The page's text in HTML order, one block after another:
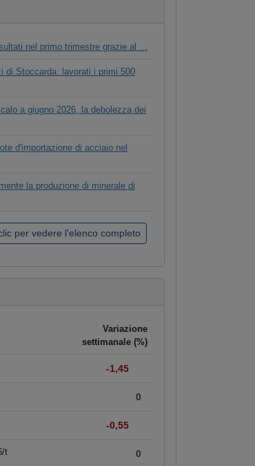
nel primo trimestre grazie al ...
di Stoccarda: lavorati i primi 500
a giugno 2026, la debolezza dei
d'importazione di acciaio nel
la produzione di minerale di
Variazione
settimanale (%)
-1,45
0
-0,55
t 0